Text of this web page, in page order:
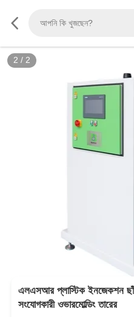
2 / 2
এলএসআর প্লাস্টিক ইনজেকশন
সংযোগকারী ওভারমোল্ডিং তারের